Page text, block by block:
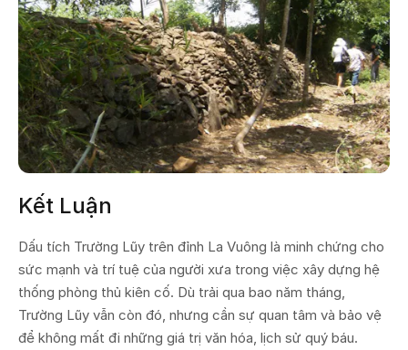
Kết Luận
Dấu tích Trường Lũy trên đỉnh La Vuông là minh chứng cho
sức mạnh và trí tuệ của người xưa trong việc xây dựng hệ
thống phòng thủ kiên cố. Dù trải qua bao năm tháng,
Trường Lũy vẫn còn đó, nhưng cần sự quan tâm và bảo vệ
để không mất đi những giá trị văn hóa, lịch sử quý báu.